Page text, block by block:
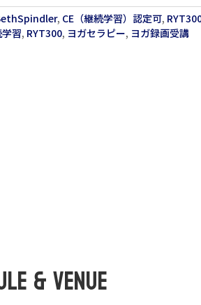
, CE（継続学習）認定可,
習, RYT300, ヨガセラピー, ヨガ録画受講
& VENUE